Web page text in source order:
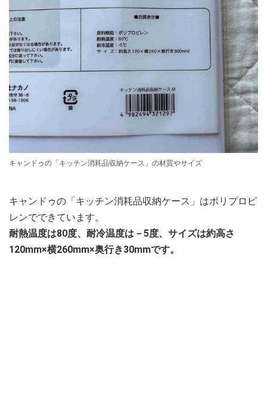
キャンドゥの「キッチン消耗品収納ケース」の材質やサイズ
キャンドゥの「キッチン消耗品収納ケース」はポリプロピ
レンでできています。
耐熱温度は80度、耐冷温度は－5度、サイズは約高さ
120mm×横260mm×奥行き30mmです。